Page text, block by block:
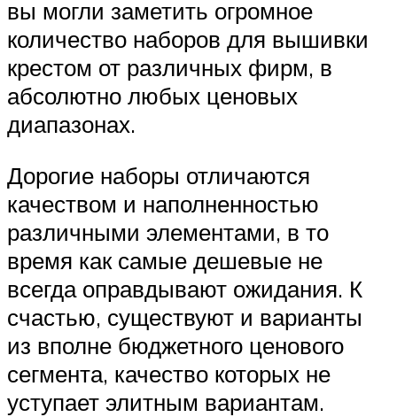
вы могли заметить огромное
количество наборов для вышивки
крестом от различных фирм, в
абсолютно любых ценовых
диапазонах.
Дорогие наборы отличаются
качеством и наполненностью
различными элементами, в то
время как самые дешевые не
всегда оправдывают ожидания. К
счастью, существуют и варианты
из вполне бюджетного ценового
сегмента, качество которых не
уступает элитным вариантам.